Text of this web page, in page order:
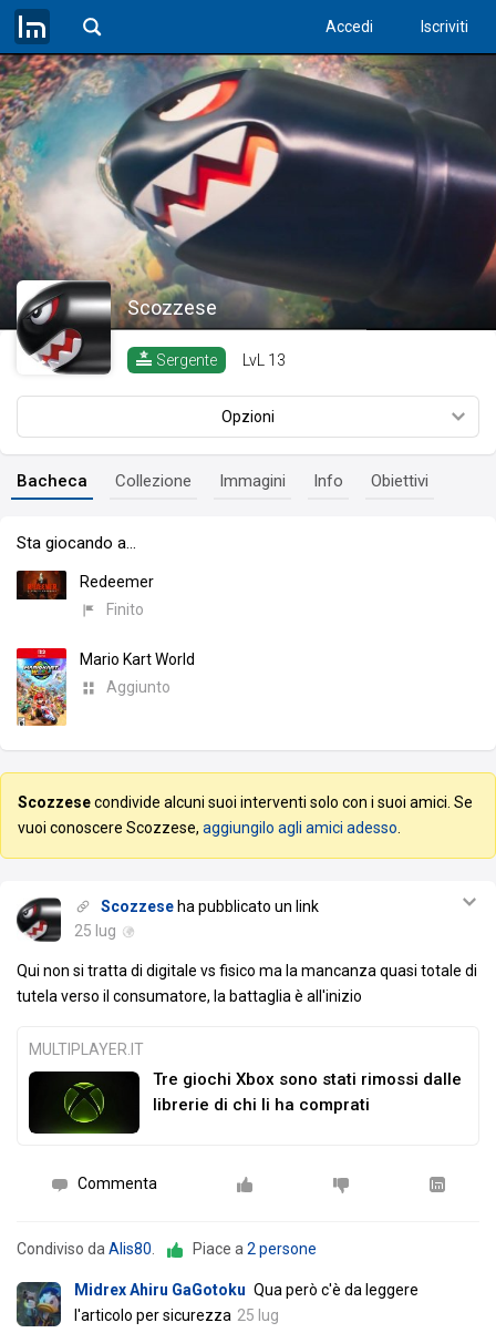
Accedi Iscriviti
Scozzese
Sergente LvL 13
Opzioni
Bacheca Collezione Immagini Info Obiettivi
Sta giocando a…
Redeemer
Finito
Mario Kart World
Aggiunto
Scozzesecondivide alcuni suoi interventi solo con i suoi amici. Se
vuoi conoscere Scozzese, aggiungilo agli amici adesso
Scozzese ha pubblicato un link
25 lug
Qui non si tratta di digitale vs fisico ma la mancanza quasi totale di
tutela verso il consumatore, la battaglia è all'inizio
MULTIPLAYER.IT
Tre giochi Xbox sono stati rimossi dalle
librerie di chi li ha comprati
Commenta
Condiviso daAlis80. Piace a2 persone
Midrex Ahiru GaGotoku Qua però c'è da leggere
l'articolo per sicurezza 25 lug